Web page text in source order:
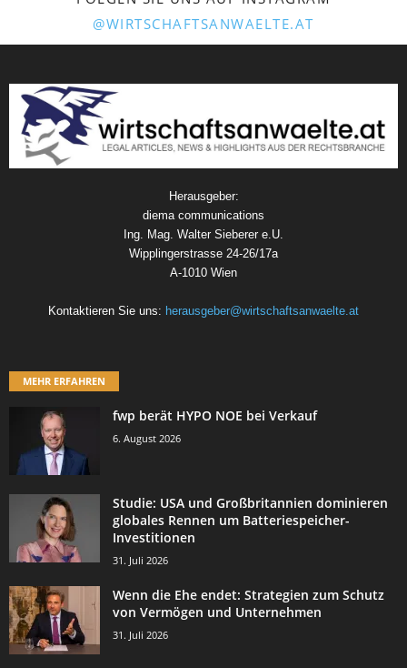
@WIRTSCHAFTSANWAELTE.AT
Herausgeber:
diema communications
Ing. Mag. Walter Sieberer e.U.
Wipplingerstrasse 24-26/17a
A-1010 Wien
Kontaktieren Sie uns: herausgeber@wirtschaftsanwaelte.at
MEHR ERFAHREN
fwp berät HYPO NOE bei Verkauf
6. August 2026
Studie: USA und Großbritannien dominieren
globales Rennen um Batteriespeicher-
Investitionen
31. Juli 2026
Wenn die Ehe endet: Strategien zum Schutz
von Vermögen und Unternehmen
31. Juli 2026